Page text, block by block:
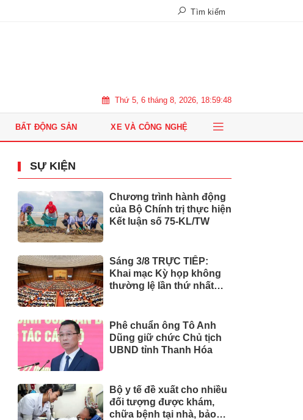
Tìm kiếm
Thứ 5, 6 tháng 8, 2026, 18:59:49
BẤT ĐỘNG SẢN XE VÀ CÔNG NGHỆ
SỰ KIỆN
Chương trình hành động
của Bộ Chính trị thực hiện
Kết luận số 75-KL/TW
Sáng 3/8 TRỰC TIẾP:
Khai mạc Kỳ họp không
thường lệ lần thứ nhất
Phê chuẩn ông Tô Anh
Dũng giữ chức Chủ tịch
UBND tỉnh Thanh Hóa
Bộ y tế đề xuất cho nhiều
đối tượng được khám,
chữa bệnh tại nhà, bảo